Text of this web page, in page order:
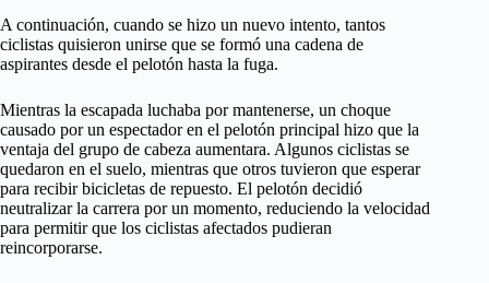
A continuación, cuando se hizo un nuevo intento, tantos
ciclistas quisieron unirse que se formó una cadena de
aspirantes desde el pelotón hasta la fuga.
Mientras la escapada luchaba por mantenerse, un choque
causado por un espectador en el pelotón principal hizo que la
ventaja del grupo de cabeza aumentara. Algunos ciclistas se
quedaron en el suelo, mientras que otros tuvieron que esperar
para recibir bicicletas de repuesto. El pelotón decidió
neutralizar la carrera por un momento, reduciendo la velocidad
para permitir que los ciclistas afectados pudieran
reincorporarse.